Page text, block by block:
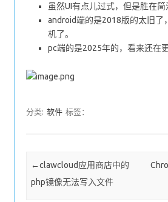
虽然UI有点儿过式，但是胜在简
android端的是2018版的太旧了
机了。
pc端的是2025年的，看来还在
分类: 软件 标签：
Post navigation
←clawcloud应用商店中的
php镜像无法写入文件